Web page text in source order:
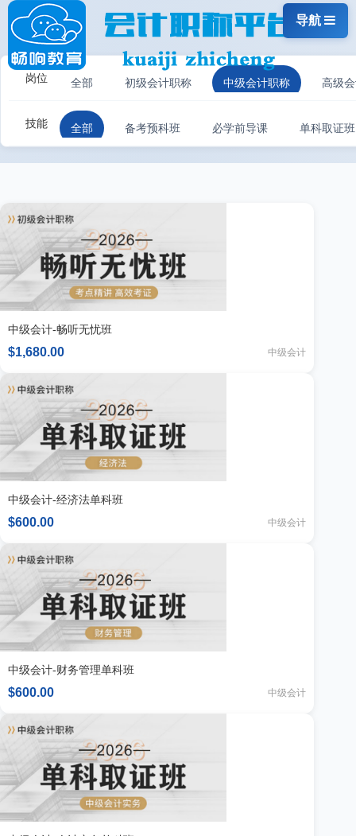
导航
岗位 全部 初级会计职称 中级会计职称 高级
技能 全部 备考预科班 必学前导课 单科取证班
中级会计-畅听无忧班
$1,680.00 中级会计
中级会计-经济法单科班
$600.00 中级会计
中级会计-财务管理单科班
$600.00 中级会计